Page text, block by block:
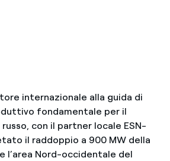
internazionale alla guida di
fondamentale per il
con il partner locale ESN-
il raddoppio a 900 MW della
l’area Nord-occidentale del